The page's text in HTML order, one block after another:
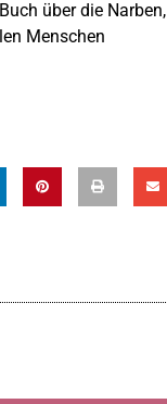
über die Narben,
Menschen